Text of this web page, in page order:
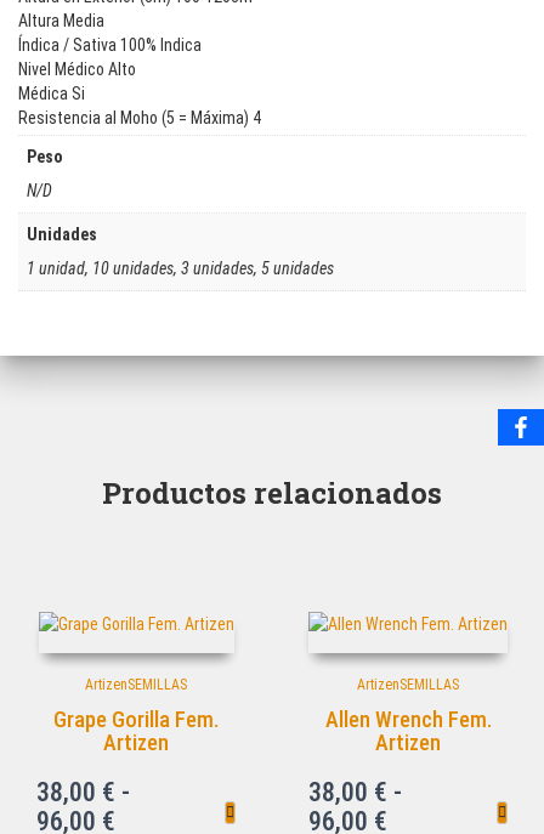
Altura Media
Índica / Sativa 100% Indica
Nivel Médico Alto
Médica Si
Resistencia al Moho (5 = Máxima) 4
Peso
N/D
Unidades
1 unidad, 10 unidades, 3 unidades, 5 unidades
Productos relacionados
ArtizenSEMILLAS
Grape Gorilla Fem.
Artizen
38,00 € -
96,00 €
ArtizenSEMILLAS
Allen Wrench Fem.
Artizen
38,00 € -
96,00 €